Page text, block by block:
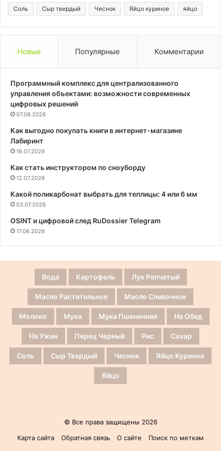
Соль Сыр твердый Чеснок Яйцо куриное яйцо
Новые Популярные Комментарии
Программный комплекс для централизованного
управления объектами: возможности современных
цифровых решений
07.08.2026
Как выгодно покупать книги в интернет-магазине
Лабиринт
16.07.2026
Как стать инструктором по сноуборду
12.07.2026
Какой поликарбонат выбрать для теплицы: 4 или 6 мм
03.07.2026
OSINT и цифровой след RuDossier Telegram
17.06.2026
Вода Картофель Лук Репчатый
Масло Растительное Масло Сливочное
Молоко Мука Мука Пшеничная На Обед
На Ужин Перец Черный Рис Сахар
Соль Сыр Твердый Чеснок Яйцо Куриное
Яйцо
© Все права защищены 2026
Карта сайта
Обратная связь О сайте
Поиск по меткам